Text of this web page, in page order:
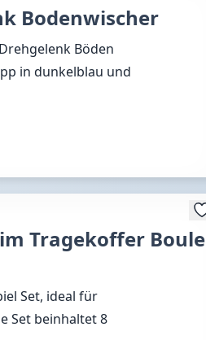
Bodenwischer
Böden
in dunkelblau und
Tragekoffer Boule
Set, ideal für
Set beinhaltet 8